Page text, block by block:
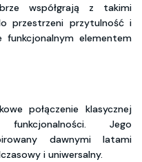
współgrają z takimi
przestrzeni przytulność i
funkcjonalnym elementem
połączenie klasycznej
Jego
dawnymi latami
i uniwersalny.